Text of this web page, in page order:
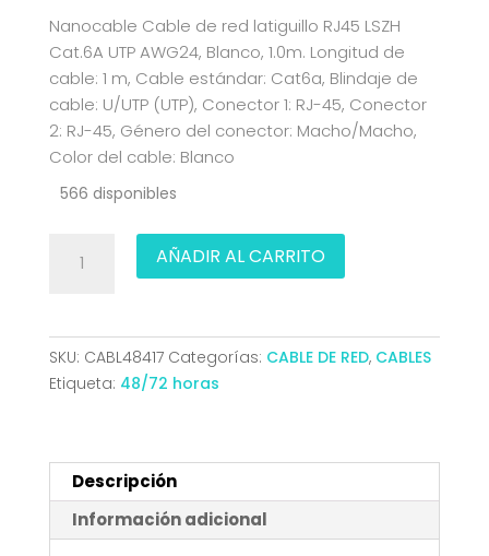
Nanocable Cable de red latiguillo RJ45 LSZH
Cat.6A UTP AWG24, Blanco, 1.0m. Longitud de
cable: 1 m, Cable estándar: Cat6a, Blindaje de
cable: U/UTP (UTP), Conector 1: RJ-45, Conector
2: RJ-45, Género del conector: Macho/Macho,
Color del cable: Blanco
566 disponibles
LSZH
CAT.6A
NANOCABLE
10.20.1801-
AÑADIR AL CARRITO
SKU: CABL48417 Categorías: CABLE DE RED, CABLES
Etiqueta: 48/72 horas
Descripción
Información adicional